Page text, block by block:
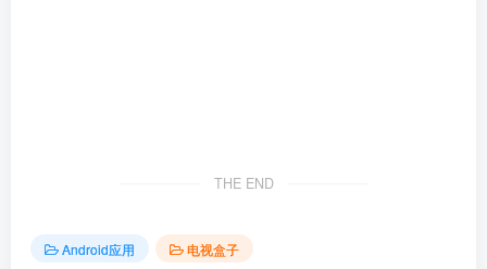
THE END
Android应用 电视盒子